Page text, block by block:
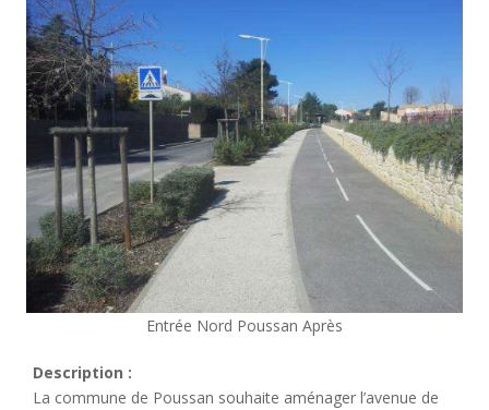
Entrée Nord Poussan Après
Description :
La commune de Poussan souhaite aménager l’avenue de